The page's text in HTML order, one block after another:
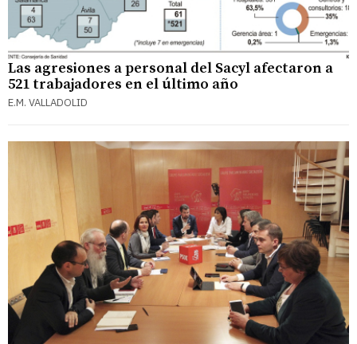
Las agresiones a personal del Sacyl afectaron a
521 trabajadores en el último año
E.M. VALLADOLID